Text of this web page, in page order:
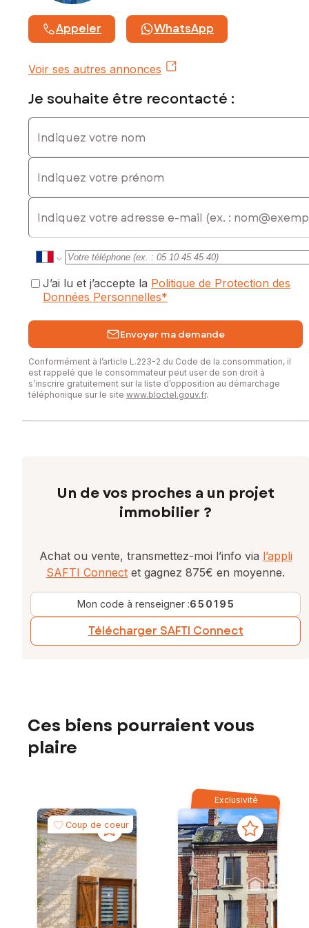
Appeler WhatsApp
Voir ses autres annonces
Je souhaite être recontacté :
Indiquez votre nom
Indiquez votre prénom
E-mail
J’ai lu et j’accepte la Politique de Protection des
Données Personnelles*
Envoyer ma demande
Conformément à l’article L.223-2 du Code de la consommation, il
est rappelé que le consommateur peut user de son droit à
s’inscrire gratuitement sur la liste d’opposition au démarchage
téléphonique sur le site www.bloctel.gouv.fr.
Un de vos proches a un projet
immobilier ?
Achat ou vente, transmettez-moi l’info via l’appli
SAFTI Connect et gagnez 875€ en moyenne.
Mon code à renseigner :650195
Télécharger SAFTI Connect
Ces biens pourraient vous
plaire
Coup de coeur
Exclusivité